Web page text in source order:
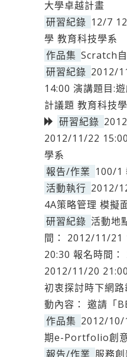
大學卓越計畫
研習紀錄 12/7
學 教育科技學系
作品集 Scratch
研習紀錄 2012/
14:00 演講題目:
計議題 教育科技
研習紀錄
2012/11/22
學系
報告/作業 100/1
活動執行 2012/
4A策略管理 模擬
研習紀錄 活動地
間： 2012/11/21
20:30 報名時間
2012/11/20
初衷探討時下網
動內容： 邀請「
作品集 2012/10/
期e-Portfolio創
報告/作業 服務